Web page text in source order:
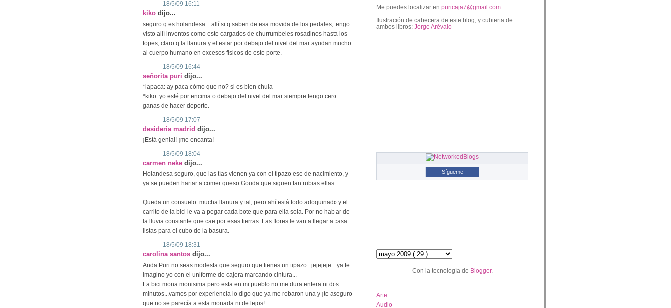
18/5/09 16:11
kiko dijo...
seguro q es holandesa... allí si q saben de esa movida de los pedales, tengo
visto allí inventos como este cargados de churrumbeles rosadinos hasta los
topes, claro q la llanura y el estar por debajo del nivel del mar ayudan mucho
al cuerpo humano en excesos fisicos de este porte.
18/5/09 16:44
señorita puri dijo...
*lapaca: ay paca cómo que no? si es bien chula
*kiko: yo esté por encima o debajo del nivel del mar siempre tengo cero
ganas de hacer deporte.
18/5/09 17:07
desideria madrid dijo...
¡Está genial! ¡me encanta!
18/5/09 18:04
carmen neke dijo...
Holandesa seguro, que las tías vienen ya con el tipazo ese de nacimiento, y
ya se pueden hartar a comer queso Gouda que siguen tan rubias ellas.
Queda un consuelo: mucha llanura y tal, pero ahí está todo adoquinado y el
carrito de la bici le va a pegar cada bote que para ella sola. Por no hablar de
la lluvia constante que cae por esas tierras. Las flores le van a llegar a casa
listas para el cubo de la basura.
18/5/09 18:31
carolina santos dijo...
Anda Puri no seas modesta que seguro que tienes un tipazo...jejejeje....ya te
imagino yo con el uniforme de cajera marcando cintura...
La bici mona monisima pero esta en mi pueblo no me dura entera ni dos
minutos...vamos por experiencia lo digo que ya me robaron una y ¡te aseguro
que no se parecía a esta monada ni de lejos!
Me puedes localizar en puricaja7@gmail.com
Ilustración de cabecera de este blog, y cubierta de
ambos libros: Jorge Arévalo
Sígueme
Con la tecnología de Blogger.
Arte
Audio